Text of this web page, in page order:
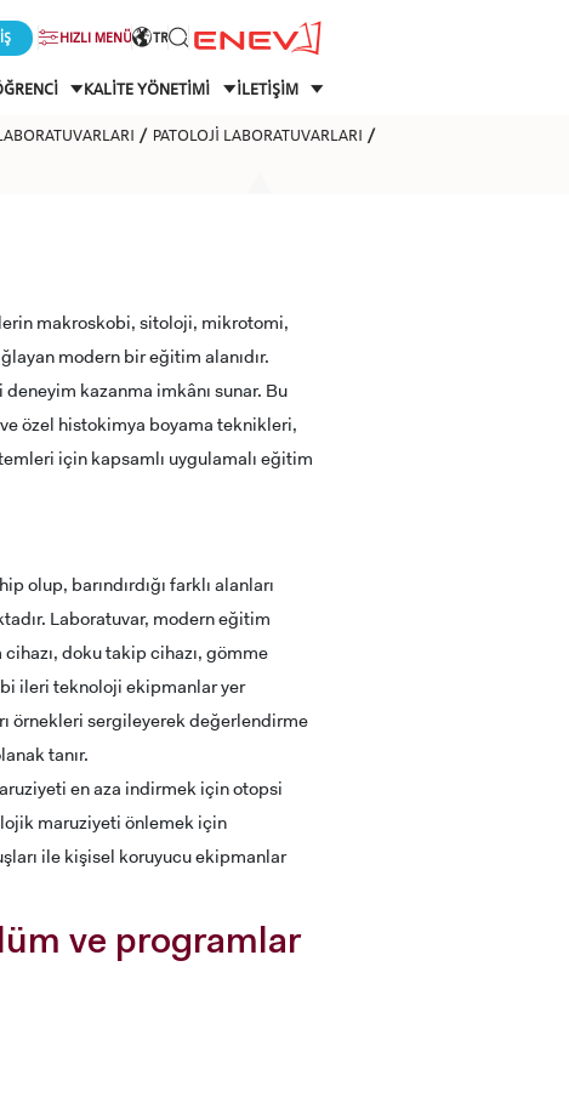
HIZLI MENÜ TR
KALİTE YÖNETİMİ İLETİŞİM
PATOLOJİ LABORATUVARLARI
makroskobi, sitoloji, mikrotomi,
modern bir eğitim alanıdır.
kazanma imkânı sunar. Bu
özel histokimya boyama teknikleri,
için kapsamlı uygulamalı eğitim
olup, barındırdığı farklı alanları
Laboratuvar, modern eğitim
doku takip cihazı, gömme
ileri teknoloji ekipmanlar yer
örnekleri sergileyerek değerlendirme
tanır.
en aza indirmek için otopsi
maruziyeti önlemek için
ile kişisel koruyucu ekipmanlar
ve programlar